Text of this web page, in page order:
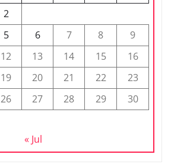
2
5 6 7 8
9
12 13 14 15
16
19 20 21 22
23
26 27 28 29
30
« Jul